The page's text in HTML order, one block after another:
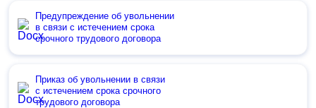
Предупреждение об увольнении
в связи с истечением срока
срочного трудового договора
Приказ об увольнении в связи
с истечением срока срочного
трудового договора